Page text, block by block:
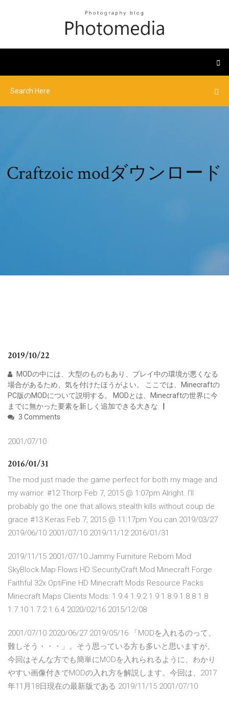
Craftzoic modダウンロード
2019/10/22
MODの中には、大型のものもあり、プレイ中の環境が悪くなる
場合があるため、気を付けたほうがよい。 ここでは、Minecraftの
PC版のMODについて説明する。 MODとは、Minecraftの世界に今
までに無かった要素を新しく追加できる大きな
3 Comments
2001/07/10
2016/01/31
The mod just made the game perfect for both my mage and
my warrior. #12 Thorp Feb 7, 2015 @ 1:07pm Alright. I'll
probably go the one that allows stealth kills without coup de
grace #13 Keras Feb 7, 2015 @ 11:17pm You can 2019/03/27
2019/06/10 2001/07/10 2019/11/12 2016/01/31
2019/11/15 2001/07/10 Jammy Furniture Reborn Mod
SkyBlock Map Flows HD SecurityCraft Mod Minecraft Forge
Faithful 32x OptiFine HD Minecraft Mods Resource Packs
Minecraft Maps Clients Mods: 1.9.4 1.9.2 1.9 1.8.9 1.8.8 1.8
1.7.10 1.7.2 1.6.4 2020/02/16 2015/12/08
2001/07/10 2020/06/27 2019/05/16 「MODを入れるのって、
難しそう・・・」。そう思っている方も多いと思いますが、
今回はそんな方でも簡単にMODを入れられるように、わかり
やすい画像付きでMODの入れ方を解説します。今回は、2017
年11月18日現在の最新版である 2019/11/15 2001/07/10